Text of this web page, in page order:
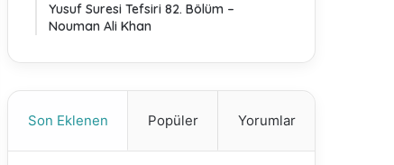
Yusuf Suresi Tefsiri 82. Bölüm –
Nouman Ali Khan
Son Eklenen Popüler Yorumlar